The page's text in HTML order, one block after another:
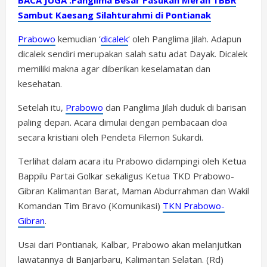
Sambut Kaesang Silahturahmi di Pontianak
Prabowo kemudian ‘dicalek‘ oleh Panglima Jilah. Adapun
dicalek sendiri merupakan salah satu adat Dayak. Dicalek
memiliki makna agar diberikan keselamatan dan
kesehatan.
Setelah itu, Prabowo dan Panglima Jilah duduk di barisan
paling depan. Acara dimulai dengan pembacaan doa
secara kristiani oleh Pendeta Filemon Sukardi.
Terlihat dalam acara itu Prabowo didampingi oleh Ketua
Bappilu Partai Golkar sekaligus Ketua TKD Prabowo-
Gibran Kalimantan Barat, Maman Abdurrahman dan Wakil
Komandan Tim Bravo (Komunikasi) TKN Prabowo-
Gibran.
Usai dari Pontianak, Kalbar, Prabowo akan melanjutkan
lawatannya di Banjarbaru, Kalimantan Selatan. (Rd)